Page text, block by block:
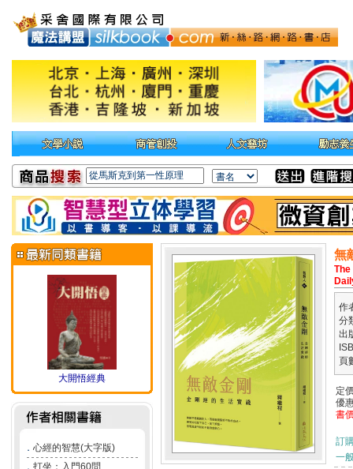
大開悟經典
． 心經的智慧(大字版)
． 打坐：入門60問
無
作
分
出
頁
定
優
書
訂
一